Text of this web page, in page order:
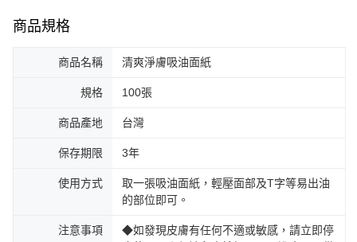
商品規格
商品名稱 清爽淨膚吸油面紙
規格 100張
商品產地 台灣
保存期限 3年
使用方式
取一張吸油面紙，輕壓面部及T字等易出油
的部位即可。
注意事項
◆如發現皮膚有任何不適或敏感，請立即停